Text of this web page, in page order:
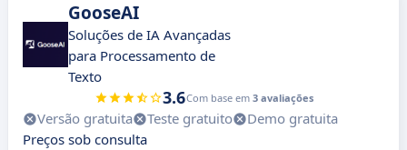
GooseAI
Soluções de IA Avançadas
para Processamento de
Texto
3.6Com base em 3 avaliações
Versão gratuita Teste gratuito
Demo gratuita
Preços sob consulta